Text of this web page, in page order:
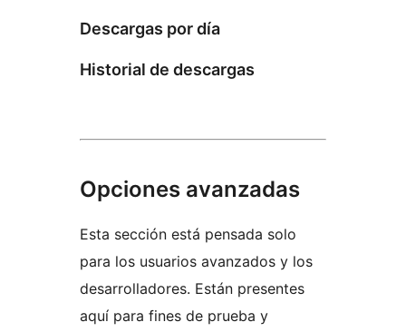
Descargas por día
Historial de descargas
Opciones avanzadas
Esta sección está pensada solo
para los usuarios avanzados y los
desarrolladores. Están presentes
aquí para fines de prueba y